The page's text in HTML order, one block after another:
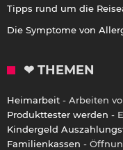
Tipps rund um die
Die Symptome von
❤ THEMEN
Heimarbeit - Arbeiten
Produkttester werden -
Kindergeld
Familienkassen -